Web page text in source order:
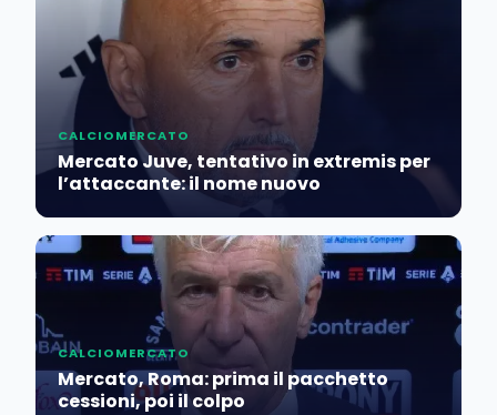
CALCIOMERCATO
Mercato Juve, tentativo in extremis per
l’attaccante: il nome nuovo
CALCIOMERCATO
Mercato, Roma: prima il pacchetto
cessioni, poi il colpo